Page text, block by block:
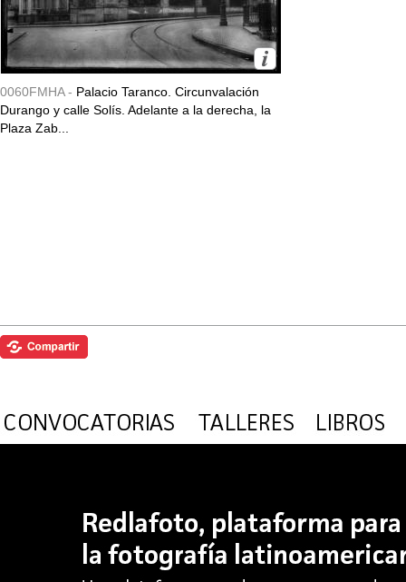
0060FMHA - Palacio Taranco. Circunvalación
Durango y calle Solís. Adelante a la derecha, la
Plaza Zab...